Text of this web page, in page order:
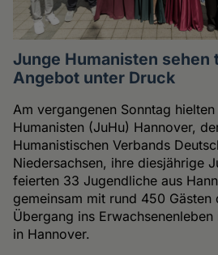
Junge Humanisten
Angebot unter Druck
Am vergangenen Sonntag
Humanisten (JuHu) Hannover,
Humanistischen Verbands
Niedersachsen, ihre diesjährige
feierten 33 Jugendliche aus
gemeinsam mit rund 450 Gästen
Übergang ins
in Hannover.